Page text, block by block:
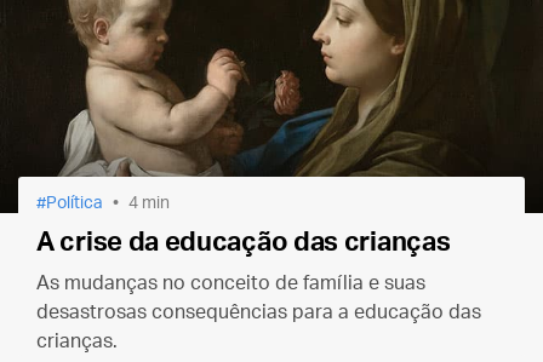
Política 4 min
A crise da educação das crianças
As mudanças no conceito de família e suas
desastrosas consequências para a educação das
crianças.